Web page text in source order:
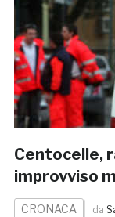
Centocelle,
improvviso
CRONACA da